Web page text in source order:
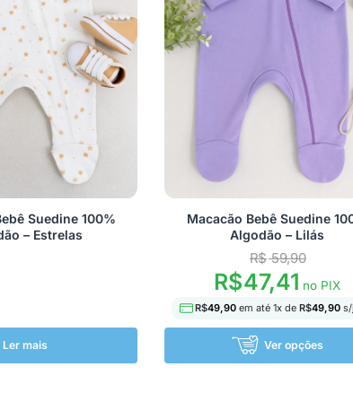
Suedine 100%
– Estrelas
Ler mais
Macacão Bebê Suedine
Algodão – Lilás
R$59,90
R$47,41 no PIX
R$49,90 em até 1x de R$49,90s/
Ver opções